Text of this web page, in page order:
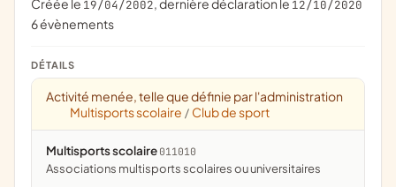
Créée le 19/04/2002, dernière déclaration le 12/10/2020
6 évènements
DÉTAILS
Activité menée, telle que définie par l'administration
Multisports scolaire / Club de sport
Multisports scolaire 011010
associations multisports scolaires ou universitaires